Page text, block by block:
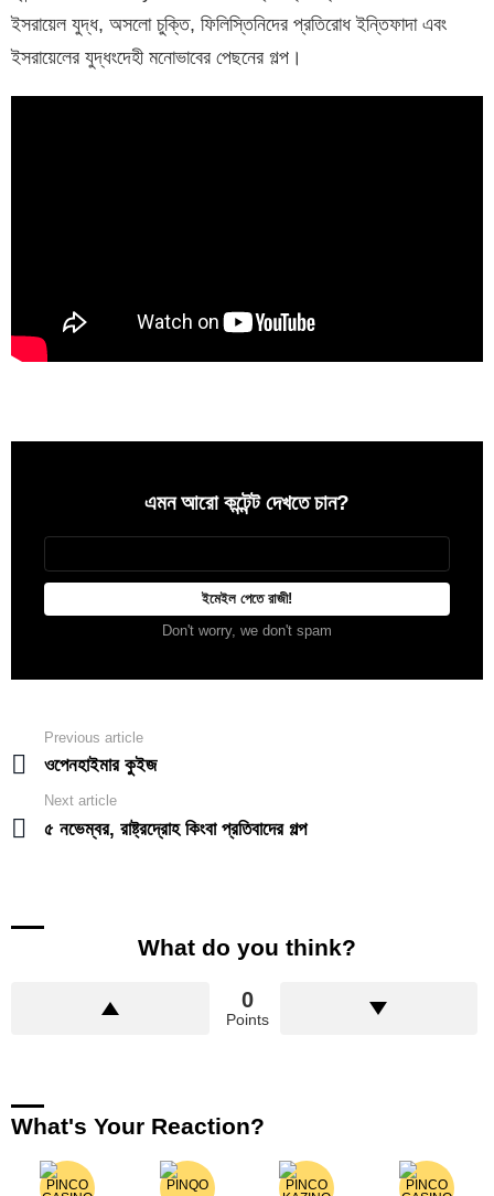
ইসরায়েল যুদ্ধ, অসলো চুক্তি, ফিলিস্তিনিদের প্রতিরোধ ইন্তিফাদা এবং
ইসরায়েলের যুদ্ধংদেহী মনোভাবের পেছনের গল্প।
Newsletterএমন আরো কন্টেন্ট দেখতে চান?
আপনার
Don't worry, we don't spam
more
Previous article
ওপেনহাইমার কুইজ
Next article
৫ নভেম্বর, রাষ্ট্রদ্রোহ কিংবা প্রতিবাদের গল্প
What do you think?
0
Points
What's Your Reaction?